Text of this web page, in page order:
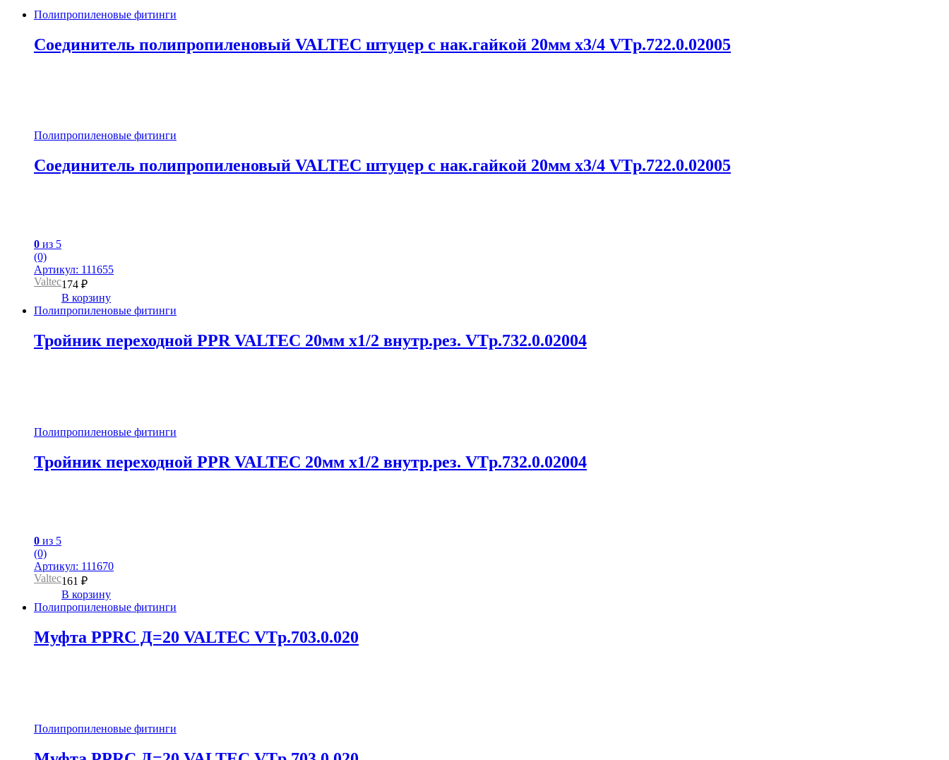
Полипропиленовые фитинги
Соединитель полипропиленовый VALTEC штуцер с нак.гайкой 20мм х3/4 VTp.722.0.02005
Полипропиленовые фитинги
Соединитель полипропиленовый VALTEC штуцер с нак.гайкой 20мм х3/4 VTp.722.0.02005
0 из 5
(0)
Артикул: 111655
Valtec174 ₽
В корзину
Полипропиленовые фитинги
Тройник переходной PPR VALTEC 20мм х1/2 внутр.рез. VTp.732.0.02004
Полипропиленовые фитинги
Тройник переходной PPR VALTEC 20мм х1/2 внутр.рез. VTp.732.0.02004
0 из 5
(0)
Артикул: 111670
Valtec161 ₽
В корзину
Полипропиленовые фитинги
Муфта PPRC Д=20 VALTEC VTp.703.0.020
Полипропиленовые фитинги